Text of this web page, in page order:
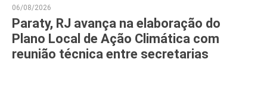
06/08/2026
Paraty, RJ avança na elaboração do
Plano Local de Ação Climática com
reunião técnica entre secretarias